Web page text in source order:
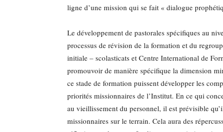
ligne d’une mission qui se fait « dialogue
Le développement de pastorales spécifiques au
processus de révision de la formation et du
initiale – scolasticats et Centre International de
promouvoir de manière spécifique la dimension
ce stade de formation puissent développer les
priorités missionnaires de l’Institut. En ce qui
au vieillissement du personnel, il est prévisible
missionnaires sur le terrain. Cela aura des